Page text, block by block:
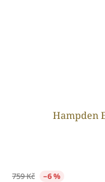
Hampden
759 Kč –6 %